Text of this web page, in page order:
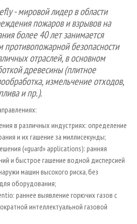
ПЛИТ
REVIEW
- мировой лидер в области
пожаров и взрывов на
более 40 лет занимается
противопожарной безопасности
отраслей, в основном
древесины (плитное
измельчение отходов,
и пр.).
в различных индустриях: определение
и их гашение за миллисекунды;
(«guard» applications): ранняя
и быстрое гашение водной дисперсией
машин высокого риска, без
оборудования;
раннее выявление горючих газов с
интеллектуальной газовой